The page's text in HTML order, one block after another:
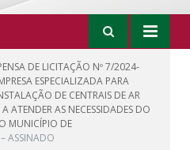
DE LICITAÇÃO Nº 7/2024-
ESPECIALIZADA PARA
DE CENTRAIS DE AR
AS NECESSIDADES DO
MUNICÍPIO DE
ASSINADO